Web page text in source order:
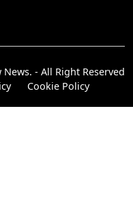
- All Right Reserved
Cookie Policy